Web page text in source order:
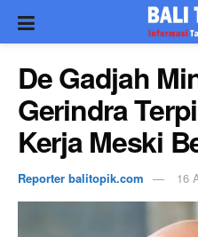
De Gadjah
Gerindra
Kerja Meski
Reporter balitopik.com 16